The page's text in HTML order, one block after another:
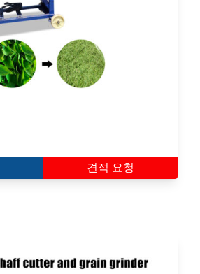
견적 요청